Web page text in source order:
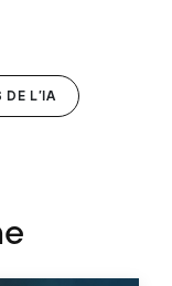
DE L’IA